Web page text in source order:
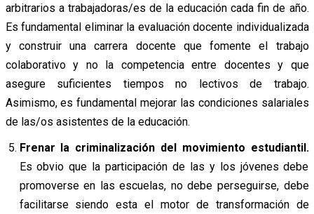
arbitrarios a trabajadoras/es de la educación cada fin de año.
Es fundamental eliminar la evaluación docente individualizada
y construir una carrera docente que fomente el trabajo
colaborativo y no la competencia entre docentes y que
asegure suficientes tiempos no lectivos de trabajo.
Asimismo, es fundamental mejorar las condiciones salariales
de las/os asistentes de la educación.
Frenar la criminalización del movimiento estudiantil.
Es obvio que la participación de las y los jóvenes debe
promoverse en las escuelas, no debe perseguirse, debe
facilitarse siendo esta el motor de transformación de